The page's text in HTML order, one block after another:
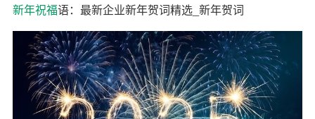
新年祝福语：最新企业新年贺词精选_新年贺词